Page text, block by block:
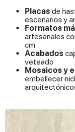
Placas de
escenarios y
Formatos
artesanales
cm
Acabados
veteado
Mosaicos y
embellecer